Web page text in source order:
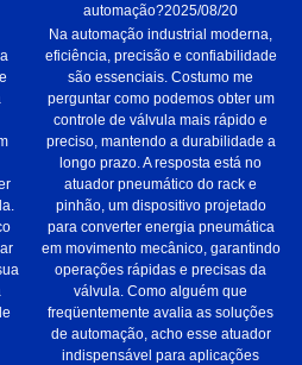
automação?2025/08/20
Na automação industrial moderna,
eficiência, precisão e confiabilidade
são essenciais. Costumo me
perguntar como podemos obter um
controle de válvula mais rápido e
preciso, mantendo a durabilidade a
longo prazo. A resposta está no
atuador pneumático do rack e
pinhão, um dispositivo projetado
para converter energia pneumática
em movimento mecânico, garantindo
operações rápidas e precisas da
válvula. Como alguém que
freqüentemente avalia as soluções
de automação, acho esse atuador
indispensável para aplicações